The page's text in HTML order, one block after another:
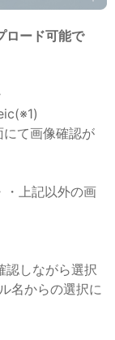
ロード可能で
て画像確認が
上記以外の画
認しながら選択
名からの選択に